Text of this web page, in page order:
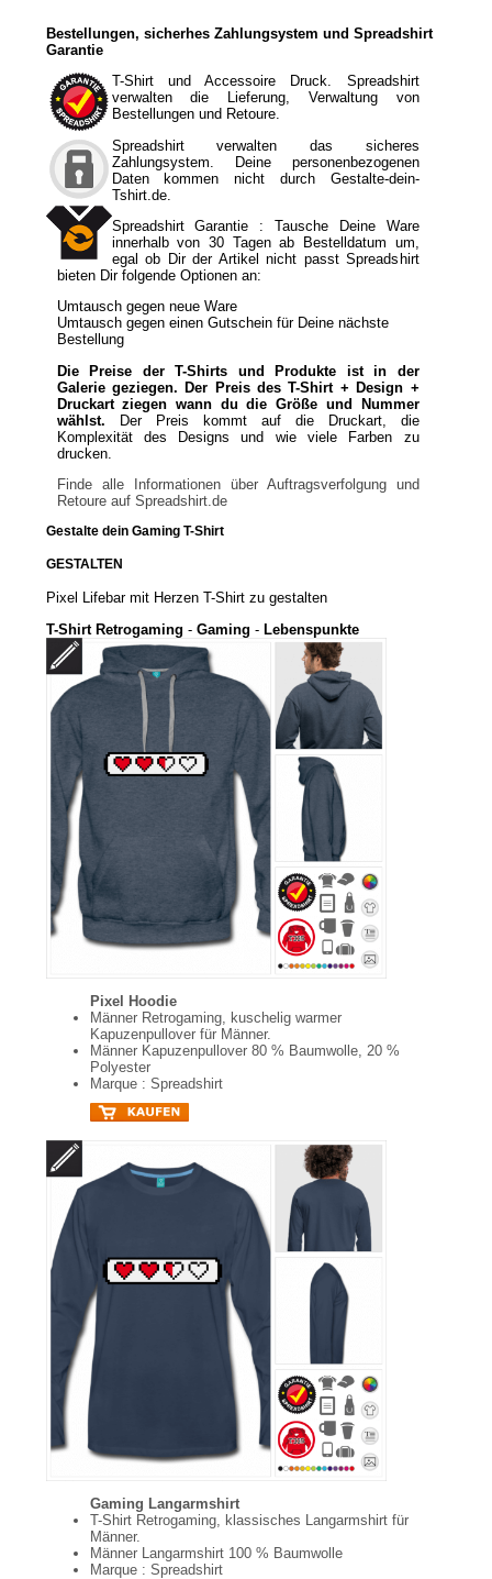
Bestellungen, sicherhes Zahlungsystem und Spreadshirt
Garantie
T-Shirt und Accessoire Druck. Spreadshirt
verwalten die Lieferung, Verwaltung von
Bestellungen und Retoure.
Spreadshirt verwalten das sicheres
Zahlungsystem. Deine personenbezogenen
Daten kommen nicht durch Gestalte-dein-
Tshirt.de.
Spreadshirt Garantie : Tausche Deine Ware
innerhalb von 30 Tagen ab Bestelldatum um,
egal ob Dir der Artikel nicht passt Spreadshirt
bieten Dir folgende Optionen an:
Umtausch gegen neue Ware
Umtausch gegen einen Gutschein für Deine nächste
Bestellung
Die Preise der T-Shirts und Produkte ist in der
Galerie geziegen. Der Preis des T-Shirt + Design +
Druckart ziegen wann du die Größe und Nummer
wählst. Der Preis kommt auf die Druckart, die
Komplexität des Designs und wie viele Farben zu
drucken.
Finde alle Informationen über Auftragsverfolgung und
Retoure auf Spreadshirt.de
Gestalte dein Gaming T-Shirt
GESTALTEN
Pixel Lifebar mit Herzen T-Shirt zu gestalten
T-Shirt Retrogaming - Gaming - Lebenspunkte
Pixel Hoodie
Männer Retrogaming, kuschelig warmer
Kapuzenpullover für Männer.
Männer Kapuzenpullover 80 % Baumwolle, 20 %
Polyester
Marque : Spreadshirt
Gaming Langarmshirt
T-Shirt Retrogaming, klassisches Langarmshirt für
Männer.
Männer Langarmshirt 100 % Baumwolle
Marque : Spreadshirt